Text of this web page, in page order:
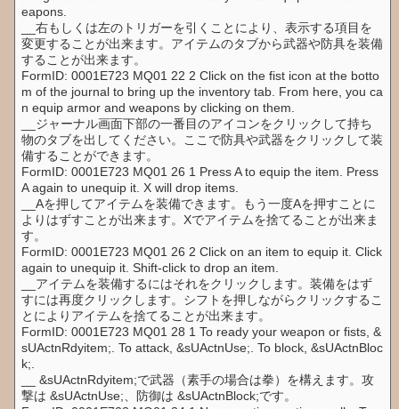
eapons.
__右もしくは左のトリガーを引くことにより、表示する項目を
変更することが出来ます。アイテムのタブから武器や防具を装備
することが出来ます。
FormID: 0001E723 MQ01 22 2 Click on the fist icon at the botto
m of the journal to bring up the inventory tab. From here, you ca
n equip armor and weapons by clicking on them.
__ジャーナル画面下部の一番目のアイコンをクリックして持ち
物のタブを出してください。ここで防具や武器をクリックして装
備することができます。
FormID: 0001E723 MQ01 26 1 Press A to equip the item. Press
A again to unequip it. X will drop items.
__Aを押してアイテムを装備できます。もう一度Aを押すことに
よりはずすことが出来ます。Xでアイテムを捨てることが出来ま
す。
FormID: 0001E723 MQ01 26 2 Click on an item to equip it. Click
again to unequip it. Shift-click to drop an item.
__アイテムを装備するにはそれをクリックします。装備をはず
すには再度クリックします。シフトを押しながらクリックするこ
とによりアイテムを捨てることが出来ます。
FormID: 0001E723 MQ01 28 1 To ready your weapon or fists, &
sUActnRdyitem;. To attack, &sUActnUse;. To block, &sUActnBloc
k;.
__ &sUActnRdyitem;で武器（素手の場合は拳）を構えます。攻
撃は &sUActnUse;、防御は &sUActnBlock;です。